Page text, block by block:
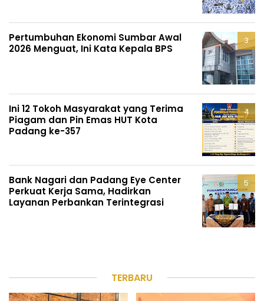
Pertumbuhan Ekonomi Sumbar Awal
2026 Menguat, Ini Kata Kepala BPS
Ini 12 Tokoh Masyarakat yang Terima
Piagam dan Pin Emas HUT Kota
Padang ke-357
Bank Nagari dan Padang Eye Center
Perkuat Kerja Sama, Hadirkan
Layanan Perbankan Terintegrasi
TERBARU